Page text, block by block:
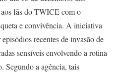
fãs do TWICE com o
e convivência. A iniciativa
recentes de invasão de
sensíveis envolvendo a rotina
Segundo a agência, tais